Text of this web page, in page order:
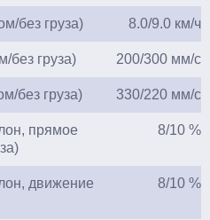
без груза) 8.0/9.0 км/ч
без груза) 200/300 мм/с
без груза) 330/220 мм/с
прямое
8/10 %
движение
8/10 %